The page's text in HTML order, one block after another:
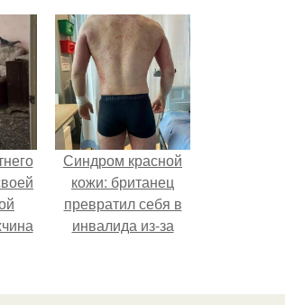
Синдром красной
кожи: британец
превратил себя в
инвалида из-за
мази.